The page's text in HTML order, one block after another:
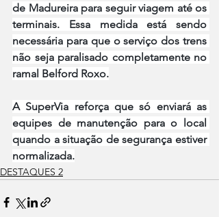
de Madureira para seguir viagem até os
terminais. Essa medida está sendo
necessária para que o serviço dos trens
não seja paralisado completamente no
ramal Belford Roxo.
A SuperVia reforça que só enviará as
equipes de manutenção para o local
quando a situação de segurança estiver
normalizada.
DESTAQUES 2